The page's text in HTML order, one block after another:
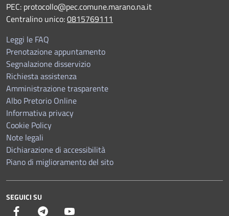
PEC: protocollo@pec.comune.marano.na.it
Centralino unico:0815769111
Leggi le FAQ
Prenotazione appuntamento
Segnalazione disservizio
Richiesta assistenza
Amministrazione trasparente
Albo Pretorio Online
Informativa privacy
Cookie Policy
Note legali
Dichiarazione di accessibilità
Piano di miglioramento del sito
SEGUICI SU
Facebook Telegram